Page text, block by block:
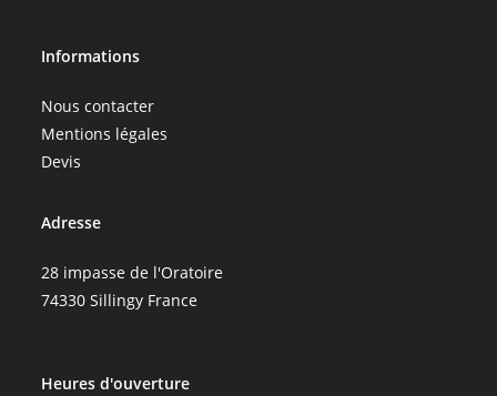
Informations
Nous contacter
Mentions légales
Devis
Adresse
28 impasse de l'Oratoire
74330 Sillingy France
Heures d'ouverture